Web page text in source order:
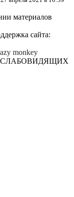
материалов
сайта:
monkey
СЛАБОВИДЯЩИХ